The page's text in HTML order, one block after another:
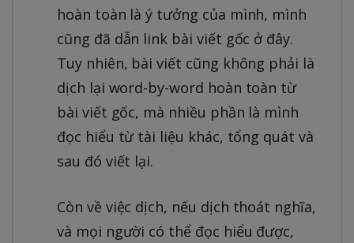
hoàn toàn là ý tưởng của mình, mình
cũng đã dẫn link bài viết gốc ở đây.
Tuy nhiên, bài viết cũng không phải là
dịch lại word-by-word hoàn toàn từ
bài viết gốc, mà nhiều phần là mình
đọc hiểu từ tài liệu khác, tổng quát và
sau đó viết lại.
Còn về việc dịch, nếu dịch thoát nghĩa,
và mọi người có thể đọc hiểu được,